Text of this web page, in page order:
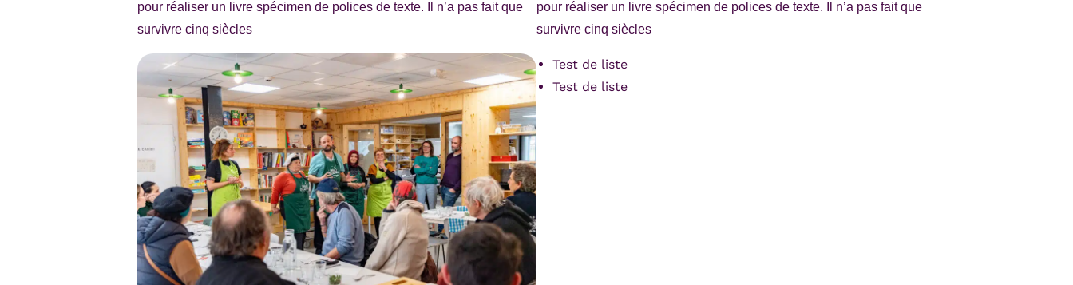
pour réaliser un livre spécimen de polices de texte. Il n’a pas fait que
survivre cinq siècles
pour réaliser un livre spécimen de polices de texte. Il n’a pas fait que
survivre cinq siècles
Test de liste
Test de liste